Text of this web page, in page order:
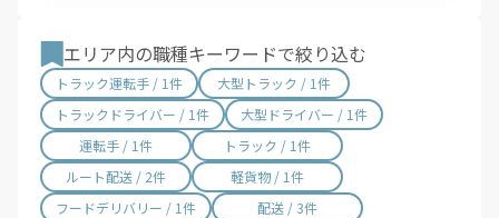
高知県 / 389件
福岡県 / 1,678件
佐賀県 / 192件
長崎県 / 393件
熊本県 / 557件
大分県 / 201件
宮崎県 / 312件
鹿児島県 / 488件
沖縄県 / 281件
エリア内の職種キーワードで絞り込む
トラック運転手 / 1件
大型トラック / 1件
トラックドライバー / 1件
大型ドライバー / 1件
運転手 / 1件
トラック / 1件
ルート配送 / 2件
軽貨物 / 1件
フードデリバリー / 1件
配送 / 3件